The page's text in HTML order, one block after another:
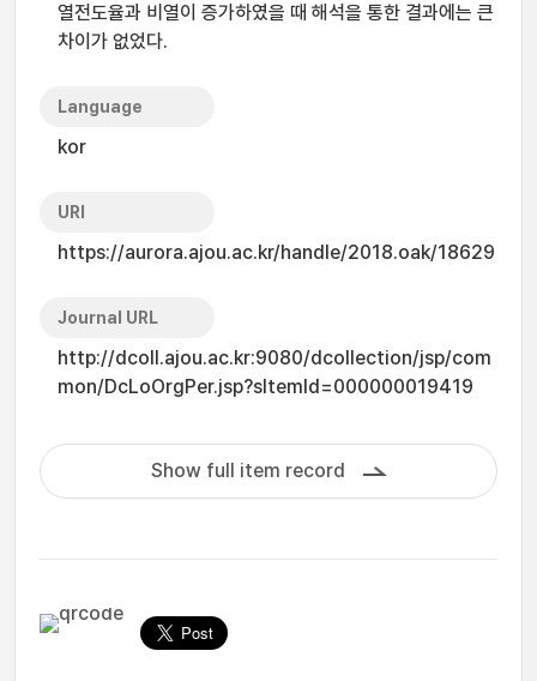
열전도율과 비열이 증가하였을 때 해석을 통한 결과에는 큰
차이가 없었다.
Language
kor
URI
https://aurora.ajou.ac.kr/handle/2018.oak/18629
Journal URL
http://dcoll.ajou.ac.kr:9080/dcollection/jsp/com
mon/DcLoOrgPer.jsp?sItemId=000000019419
Show full item record